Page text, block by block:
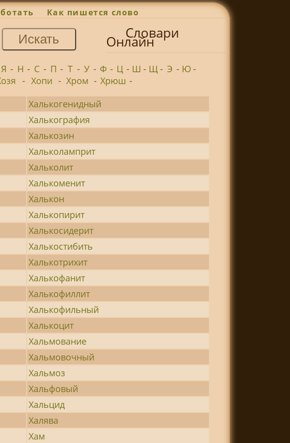
Как пишется слово
Словари
Онлайн
Я - Н - С - П - Т - У - Ф - Ц - Ш - Щ- Э - Ю-
- Хопи - Хром - Хрюш -
Халькогенидный
Халькография
Халькозин
Хальколамприт
Хальколит
Халькоменит
Халькон
Халькопирит
Халькосидерит
Халькостибить
Халькотрихит
Халькофанит
Халькофиллит
Халькофильный
Халькоцит
Хальмование
Хальмовочный
Хальмоз
Хальфовый
Хальцид
Халява
Хам